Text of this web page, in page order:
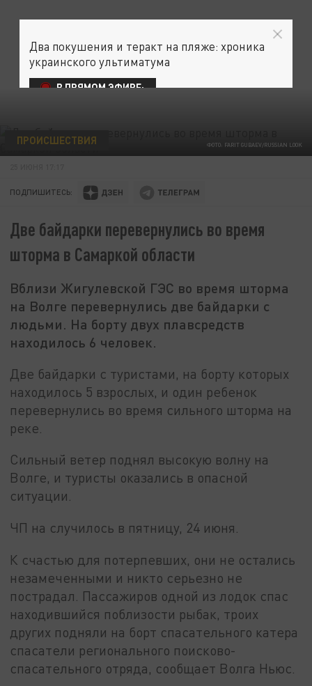
ФОТО: FARIT GUBAEV/RUSSIAN LOOK
ПРОИСШЕСТВИЯ
ПОДПИШИТЕСЬ:
Две байдарки перевернулись во время
шторма в Самаркой области
Вблизи Жигулевской ГЭС во время шторма
на Волге перевернулись две байдарки с
людьми. На борту двух плавсредств
находилось 6 человек.
Две байдарки с туристами, на борту которых
находилось 5 взрослых, и один ребенок
перевернулись во время сильного шторма на
реке.
Сильный ветер поднял высокую волну на
Волге, и туристы оказались в опасной
ситуации.
ЧП на случилось в пятницу, 24 июня.
К счастью для потерпевших, они не остались
незамеченными и никто серьезно не
пострадал. Пассажиров одной из лодок спас
находившийся поблизости рыбак, троих
других подняли на борт спасательного катера
спасатели регионального поисково-
спасательного отряда, сообщает Волга Ньюс.
Два покушения и теракт на пляже: хроника
украинского ультиматума
В ПРЯМОМ ЭФИРЕ: